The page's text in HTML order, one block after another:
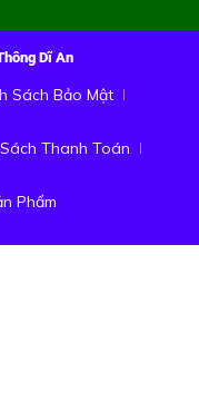
Dĩ An
Sách Bảo Mật
Thanh Toán
Phẩm